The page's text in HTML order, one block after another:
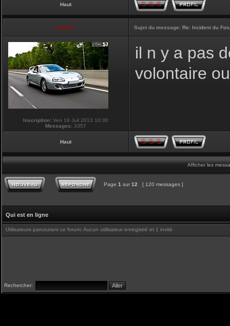
Haut
touti-17 Sujet du message: Re: Incident du
Inscription: Ven 19 Juil 2013 10:30
Messages: 3357
il n y a pas
volontaire
Haut
Afficher les
Page 1 sur 12 [ 120 messages ]
Qui est en ligne
Utilisateurs parcourant ce forum: Aucun utilisateur enregistré et 1 invité
Rechercher: